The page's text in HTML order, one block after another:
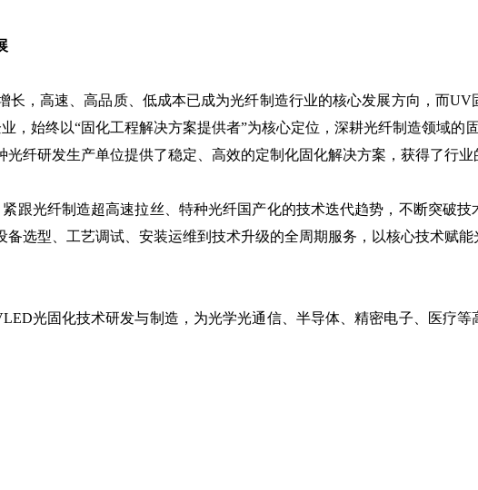
高速、高品质、低成本已成为光纤制造行业的核心发展方向，而UV
，始终以“固化工程解决方案提供者”为核心定位，深耕光纤制造领域的
纤研发生产单位提供了稳定、高效的定制化固化解决方案，获得了行业
光纤制造超高速拉丝、特种光纤国产化的技术迭代趋势，不断突破技
选型、工艺调试、安装运维到技术升级的全周期服务，以核心技术赋
光固化技术研发与制造，为光学光通信、半导体、精密电子、医疗等